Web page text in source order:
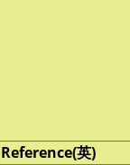
Reference(英)